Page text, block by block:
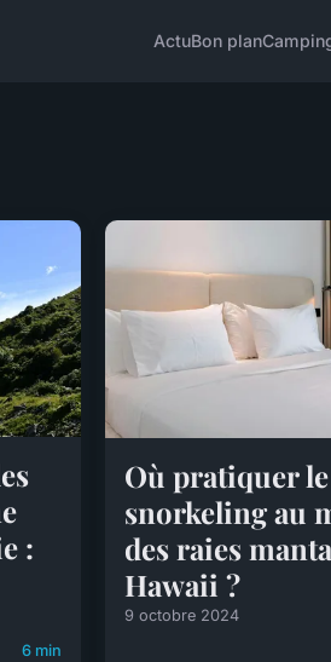
ActuBon plan
:
6 min
Où pratiquer le
snorkeling au
des raies
Hawaii ?
9 octobre 2024